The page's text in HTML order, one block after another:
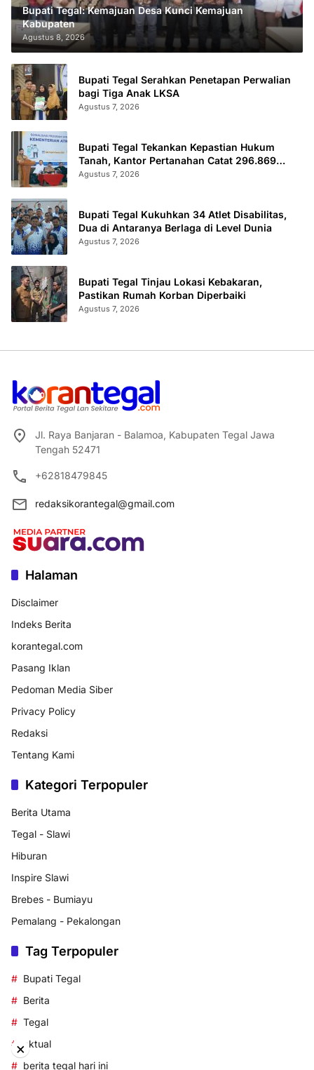
Bupati Tegal: Kemajuan Desa Kunci Kemajuan
Kabupaten
Agustus 8, 2026
Bupati Tegal Serahkan Penetapan Perwalian
bagi Tiga Anak LKSA
Agustus 7, 2026
Bupati Tegal Tekankan Kepastian Hukum
Tanah, Kantor Pertanahan Catat 296.869
Sertifikat Terbit
Agustus 7, 2026
Bupati Tegal Kukuhkan 34 Atlet Disabilitas,
Dua di Antaranya Berlaga di Level Dunia
Agustus 7, 2026
Bupati Tegal Tinjau Lokasi Kebakaran,
Pastikan Rumah Korban Diperbaiki
Agustus 7, 2026
Jl. Raya Banjaran - Balamoa, Kabupaten Tegal Jawa
Tengah 52471
+62818479845
redaksikorantegal@gmail.com
Halaman
Disclaimer
Indeks Berita
korantegal.com
Pasang Iklan
Pedoman Media Siber
Privacy Policy
Redaksi
Tentang Kami
Kategori Terpopuler
Berita Utama
Tegal - Slawi
Hiburan
Inspire Slawi
Brebes - Bumiayu
Pemalang - Pekalongan
Tag Terpopuler
Bupati Tegal
Berita
Tegal
aktual
berita tegal hari ini
×